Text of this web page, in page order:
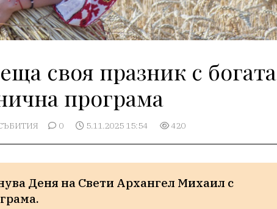
своя празник с богата
програма
0 5.11.2025 15:54 420
Деня на Свети Архангел Михаил с